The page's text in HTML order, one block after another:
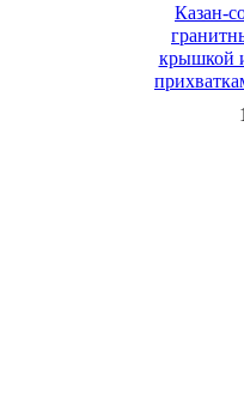
Казан-
крышкой